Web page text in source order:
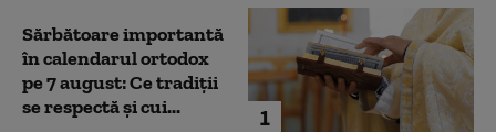
1
Sărbătoare importantă
în calendarul ortodox
pe 7 august: Ce tradiții
se respectă și cui...